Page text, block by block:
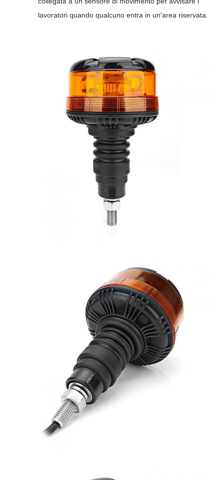
lavoratori quando qualcuno entra in un'area riservata.